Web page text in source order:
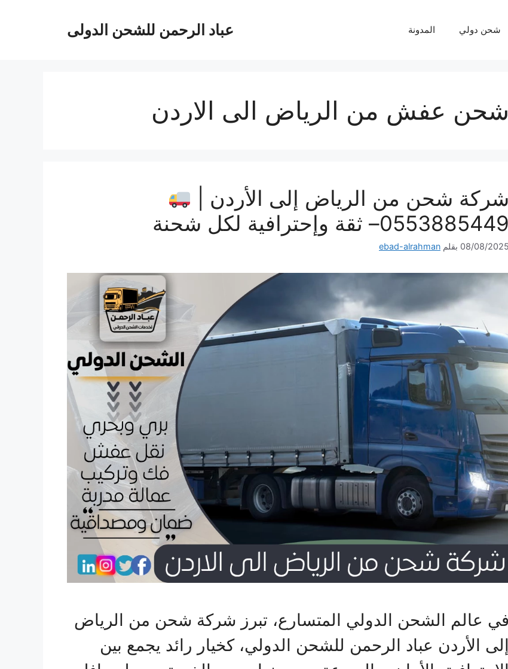
عباد الرحمن للشحن الدولى شحن دولي المدونة
شحن عفش من الرياض الى الاردن
شركة شحن من الرياض إلى الأردن |
0553885449– ثقة وإحترافية لكل شحنة
08/08/2025 بقلم ebad-alrahman
في عالم الشحن الدولي المتسارع، تبرز شركة شحن من الرياض
إلى الأردن عباد الرحمن للشحن الدولي، كخيار رائد يجمع بين